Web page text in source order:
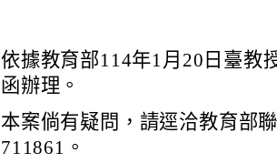
依據教育部114年1月20日臺教
函辦理。
本案倘有疑問，請逕洽教育部
711861。